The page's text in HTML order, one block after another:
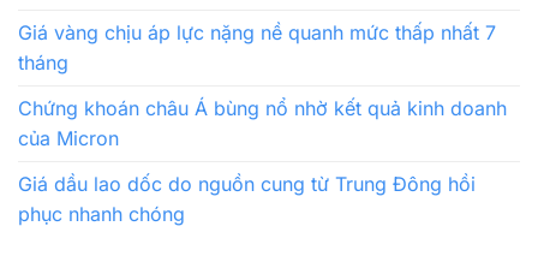
Giá vàng chịu áp lực nặng nề quanh mức thấp nhất 7
tháng
Chứng khoán châu Á bùng nổ nhờ kết quả kinh doanh
của Micron
Giá dầu lao dốc do nguồn cung từ Trung Đông hồi
phục nhanh chóng